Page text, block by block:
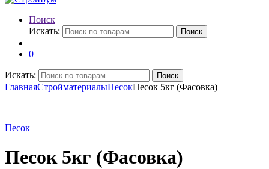
Поиск
Искать:
Поиск
0
Искать: Поиск
ГлавнаяСтройматериалыПесокПесок 5кг (Фасовка)
Песок
Песок 5кг (Фасовка)